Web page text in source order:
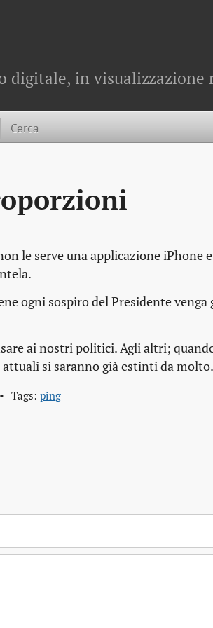
digitale, in visualizzazione
Cerca
le serve una applicazione iPhone
ogni sospiro del Presidente
ai nostri politici. Agli altri;
attuali si saranno già estinti da molto.
Tags: ping